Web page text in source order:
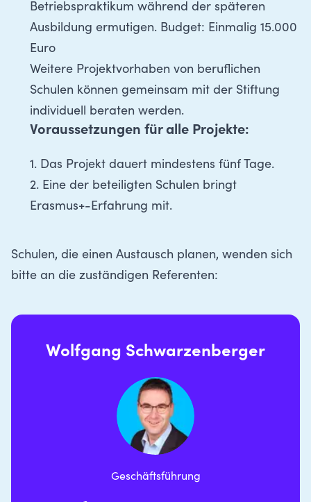
Betriebspraktikum während der späteren
Ausbildung ermutigen. Budget: Einmalig 15.000
Euro
Weitere Projektvorhaben von beruflichen
Schulen können gemeinsam mit der Stiftung
individuell beraten werden.
Voraussetzungen für alle Projekte:
1. Das Projekt dauert mindestens fünf Tage.
2. Eine der beteiligten Schulen bringt
Erasmus+-Erfahrung mit.
Schulen, die einen Austausch planen, wenden sich
bitte an die zuständigen Referenten:
Wolfgang Schwarzenberger
Geschäftsführung